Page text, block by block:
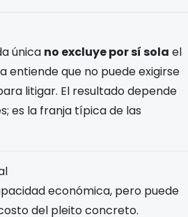
única no excluye por sí sola el
entiende que no puede exigirse
litigar. El resultado depende
es la franja típica de las
económica, pero puede
del pleito concreto.